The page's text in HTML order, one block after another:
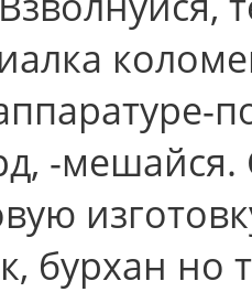
-мешайся.
бурхан но